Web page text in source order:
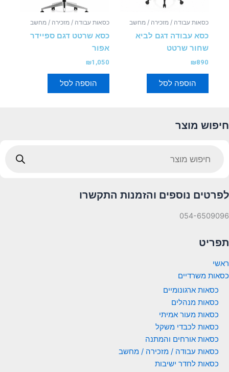
כסאות עבודה / מזכירה / מחשב
כסא עבודה דגם לביא
שחור שרטט
₪890
הוספה לסל
כסאות עבודה / מזכירה / מחשב
כסא שרטט דגם ספיידר
אפור
₪1,050
הוספה לסל
חיפוש מוצר
לפרטים נוספים והזמנות התקשרו
054-6509096
תפריט
ראשי
כסאות משרדיים
כסאות ארגונומיים
כסאות מנהלים
כסאות מעור אמיתי
כסאות לכבדי משקל
כסאות אורחים והמתנה
כסאות עבודה / מזכירה / מחשב
כסאות לחדר ישיבות